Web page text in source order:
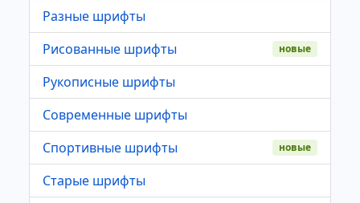
Разные шрифты
Рисованные шрифты
новые
Рукописные шрифты
Современные шрифты
Спортивные шрифты
новые
Старые шрифты